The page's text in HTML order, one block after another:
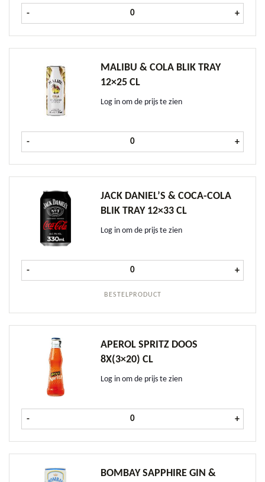
- Flugel doos 40x2 cl aantal +
MALIBU & COLA BLIK TRAY
12×25 CL
Log in om de prijs te zien
- Malibu & Cola Blik tray 12x25 cl
+
JACK DANIEL’S & COCA-COLA
BLIK TRAY 12×33 CL
Log in om de prijs te zien
BESTELPRODUCT
- Jack Daniel's & Coca-Cola blik tray
+
APEROL SPRITZ DOOS
8X(3×20) CL
Log in om de prijs te zien
- Aperol Spritz doos 8x(3x20) cl
+
BOMBAY SAPPHIRE GIN &